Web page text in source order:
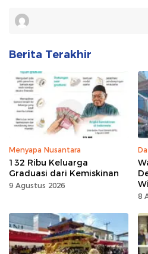
Berita Terakhir
Menyapa Nusantara
132 Ribu Keluarga
Graduasi dari Kemiskinan
9 Agustus 2026
8